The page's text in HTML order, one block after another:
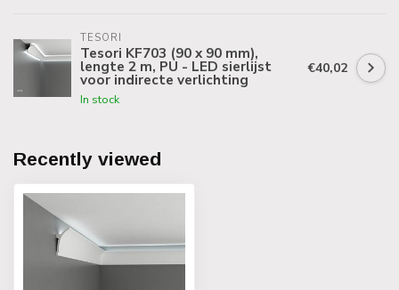
TESORI
Tesori KF703 (90 x 90 mm),
lengte 2 m, PU - LED sierlijst
voor indirecte verlichting
In stock
€40,02
Recently viewed